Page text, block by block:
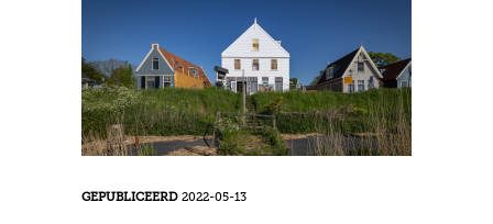
Museum van Loon in A ...
GEPUBLICEERD 2022-05-13